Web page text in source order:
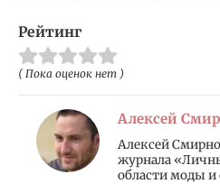
Рейтинг
( Пока оценок нет )
Алексей
Алексей
журнала
области моды и